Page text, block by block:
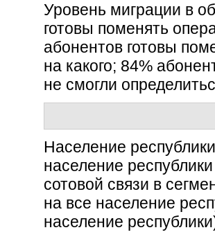
Уровень миграции в
готовы поменять
абонентов готовы
на какого; 84%
не смогли
Население
население
сотовой связи в
на все население
население